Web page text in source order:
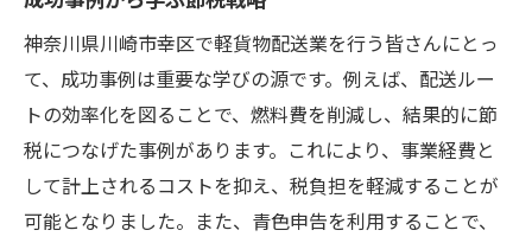
神奈川県川崎市幸区で軽貨物配送業を行う皆さんにとっ
て、成功事例は重要な学びの源です。例えば、配送ルー
トの効率化を図ることで、燃料費を削減し、結果的に節
税につなげた事例があります。これにより、事業経費と
して計上されるコストを抑え、税負担を軽減することが
可能となりました。また、青色申告を利用することで、